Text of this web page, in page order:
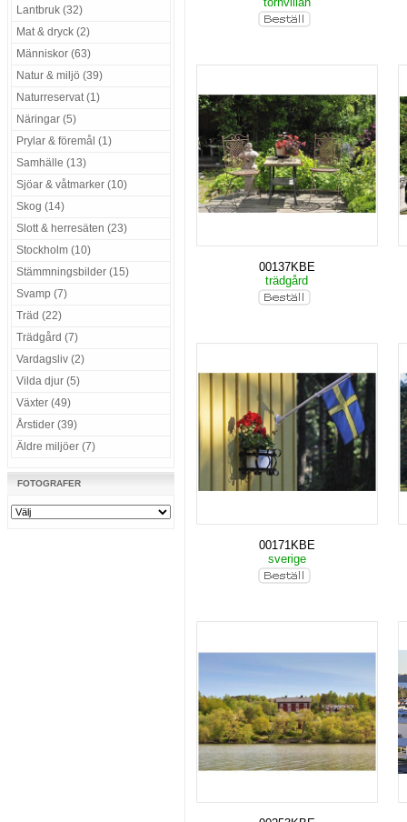
Lantbruk (32)
Mat & dryck (2)
Människor (63)
Natur & miljö (39)
Naturreservat (1)
Näringar (5)
Prylar & föremål (1)
Samhälle (13)
Sjöar & våtmarker (10)
Skog (14)
Slott & herresäten (23)
Stockholm (10)
Stämmningsbilder (15)
Svamp (7)
Träd (22)
Trädgård (7)
Vardagsliv (2)
Vilda djur (5)
Växter (49)
Årstider (39)
Äldre miljöer (7)
FOTOGRAFER
00137KBE
trädgård
00171KBE
sverige